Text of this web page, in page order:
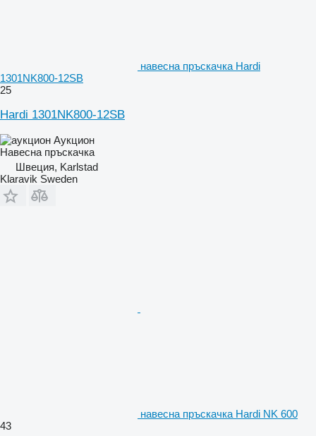
навесна пръскачка Hardi
1301NK800-12SB
25
Hardi 1301NK800-12SB
Аукцион
Навесна пръскачка
Швеция, Karlstad
Klaravik Sweden
навесна пръскачка Hardi NK 600
43